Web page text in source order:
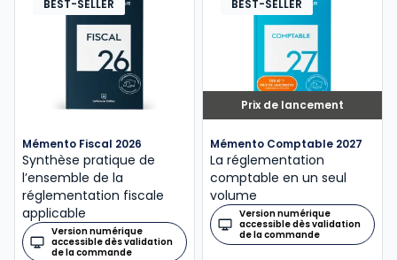
BEST-SELLER
Mémento Fiscal 2026
Synthèse pratique de
l’ensemble de la
réglementation fiscale
applicable
Version numérique
accessible dès validation
de la commande
Prix de lancement
BEST-SELLER
Mémento Comptable 2027
La réglementation
comptable en un seul
volume
Version numérique
accessible dès validation
de la commande